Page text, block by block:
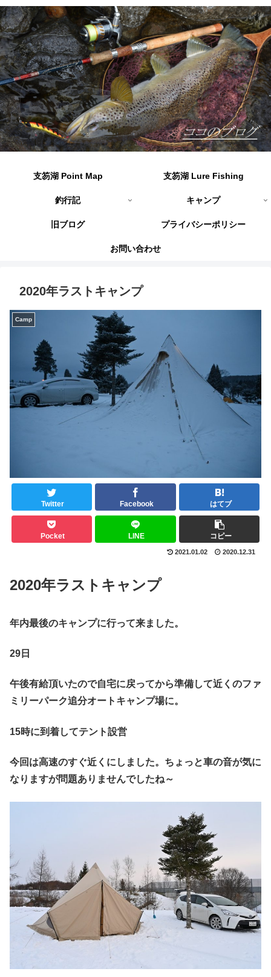
支笏湖 Point Map 支笏湖 Lure Fishing
釣行記 キャンプ
旧ブログ プライバシーポリシー
お問い合わせ
2020年ラストキャンプ
Camp
Twitter Facebook はてブ
Pocket LINE コピー
2021.01.02 2020.12.31
2020年ラストキャンプ
年内最後のキャンプに行って来ました。
29日
午後有給頂いたので自宅に戻ってから準備して近くのファ
ミリーパーク追分オートキャンプ場に。
15時に到着してテント設営
今回は高速のすぐ近くにしました。ちょっと車の音が気に
なりますが問題ありませんでしたね～